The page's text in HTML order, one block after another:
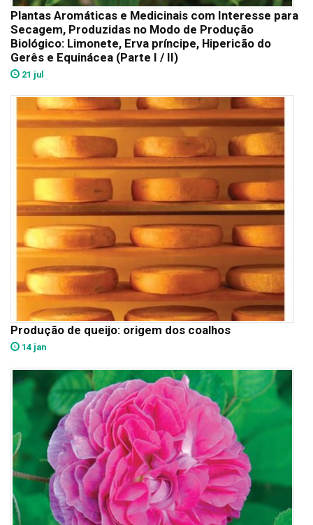
Plantas Aromáticas e Medicinais com Interesse para
Secagem, Produzidas no Modo de Produção
Biológico: Limonete, Erva príncipe, Hipericão do
Gerês e Equinácea (Parte I / II)
21 jul
Produção de queijo: origem dos coalhos
14 jan